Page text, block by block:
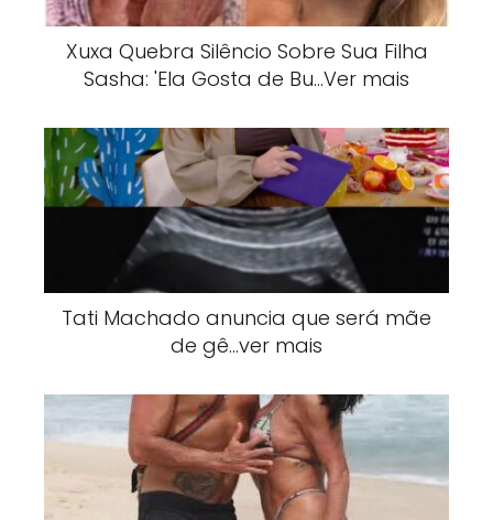
Xuxa Quebra Silêncio Sobre Sua Filha
Sasha: 'Ela Gosta de Bu…Ver mais
Tati Machado anuncia que será mãe
de gê…ver mais